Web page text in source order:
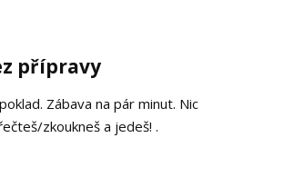
přípravy
Zábava na pár minut. Nic
zkoukneš a jedeš! .